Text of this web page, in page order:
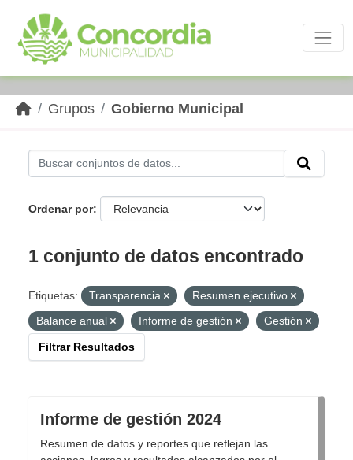
Grupos Gobierno Municipal
Ordenar por
1 conjunto de datos encontrado
Etiquetas: Transparencia
Resumen ejecutivo
Balance anual
Informe de gestión Gestión
Filtrar Resultados
Informe de gestión 2024
Resumen de datos y reportes que reflejan las